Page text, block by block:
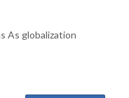
As globalization